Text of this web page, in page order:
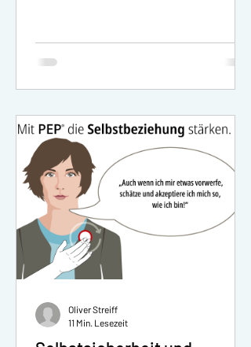
Oliver Streiff
11 Min. Lesezeit